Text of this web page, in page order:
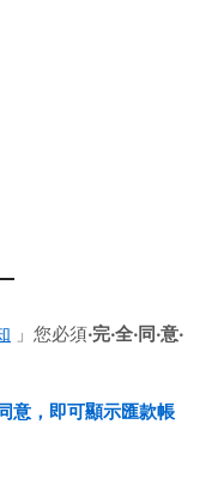
」您必須‧完‧全‧同‧意‧
意，即可顯示匯款帳